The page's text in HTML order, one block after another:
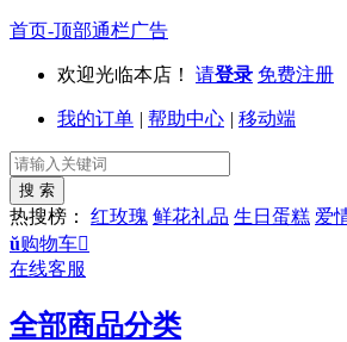
首页-顶部通栏广告
欢迎光临本店！ 请登录 免费注册
我的订单 | 帮助中心 | 移动端
热搜榜： 红玫瑰 鲜花礼品 生日蛋糕 爱
ŭ购物车
在线客服
全部商品分类